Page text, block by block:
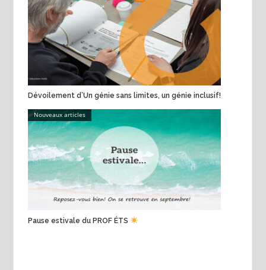
Dévoilement d’Un génie sans limites, un génie inclusif!
Nouveaux articles
Pause estivale du PROF ÉTS